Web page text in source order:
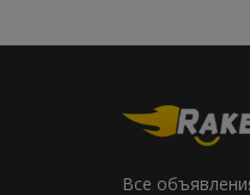
Все